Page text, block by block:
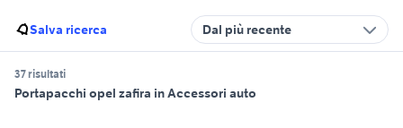
Salva ricerca Dal più recente
37 risultati
Portapacchi opel zafira in Accessori auto